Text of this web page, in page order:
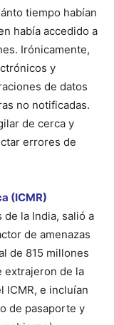
tiempo habían
había accedido a
Irónicamente,
y
de datos
no notificadas.
de cerca y
errores de
(ICMR)
de la India, salió a
de amenazas
de 815 millones
extrajeron de la
ICMR, e incluían
de pasaporte y